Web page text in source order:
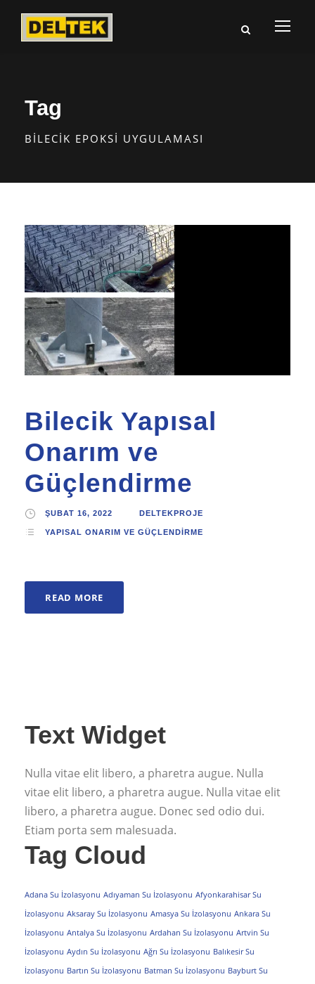
Tag
BILECIK EPOKSI UYGULAMASI
Bilecik Yapısal
Onarım ve
Güçlendirme
ŞUBAT 16, 2022 DELTEKPROJE
YAPISAL ONARIM VE GÜÇLENDIRME
READ MORE
Text Widget
Nulla vitae elit libero, a pharetra augue. Nulla
vitae elit libero, a pharetra augue. Nulla vitae elit
libero, a pharetra augue. Donec sed odio dui.
Etiam porta sem malesuada.
Tag Cloud
Adana Su İzolasyonu Adıyaman Su İzolasyonu Afyonkarahisar Su
İzolasyonu Aksaray Su İzolasyonu Amasya Su İzolasyonu Ankara Su
İzolasyonu Antalya Su İzolasyonu Ardahan Su İzolasyonu Artvin Su
İzolasyonu Aydın Su İzolasyonu Ağrı Su İzolasyonu Balıkesir Su
İzolasyonu Bartın Su İzolasyonu Batman Su İzolasyonu Bayburt Su